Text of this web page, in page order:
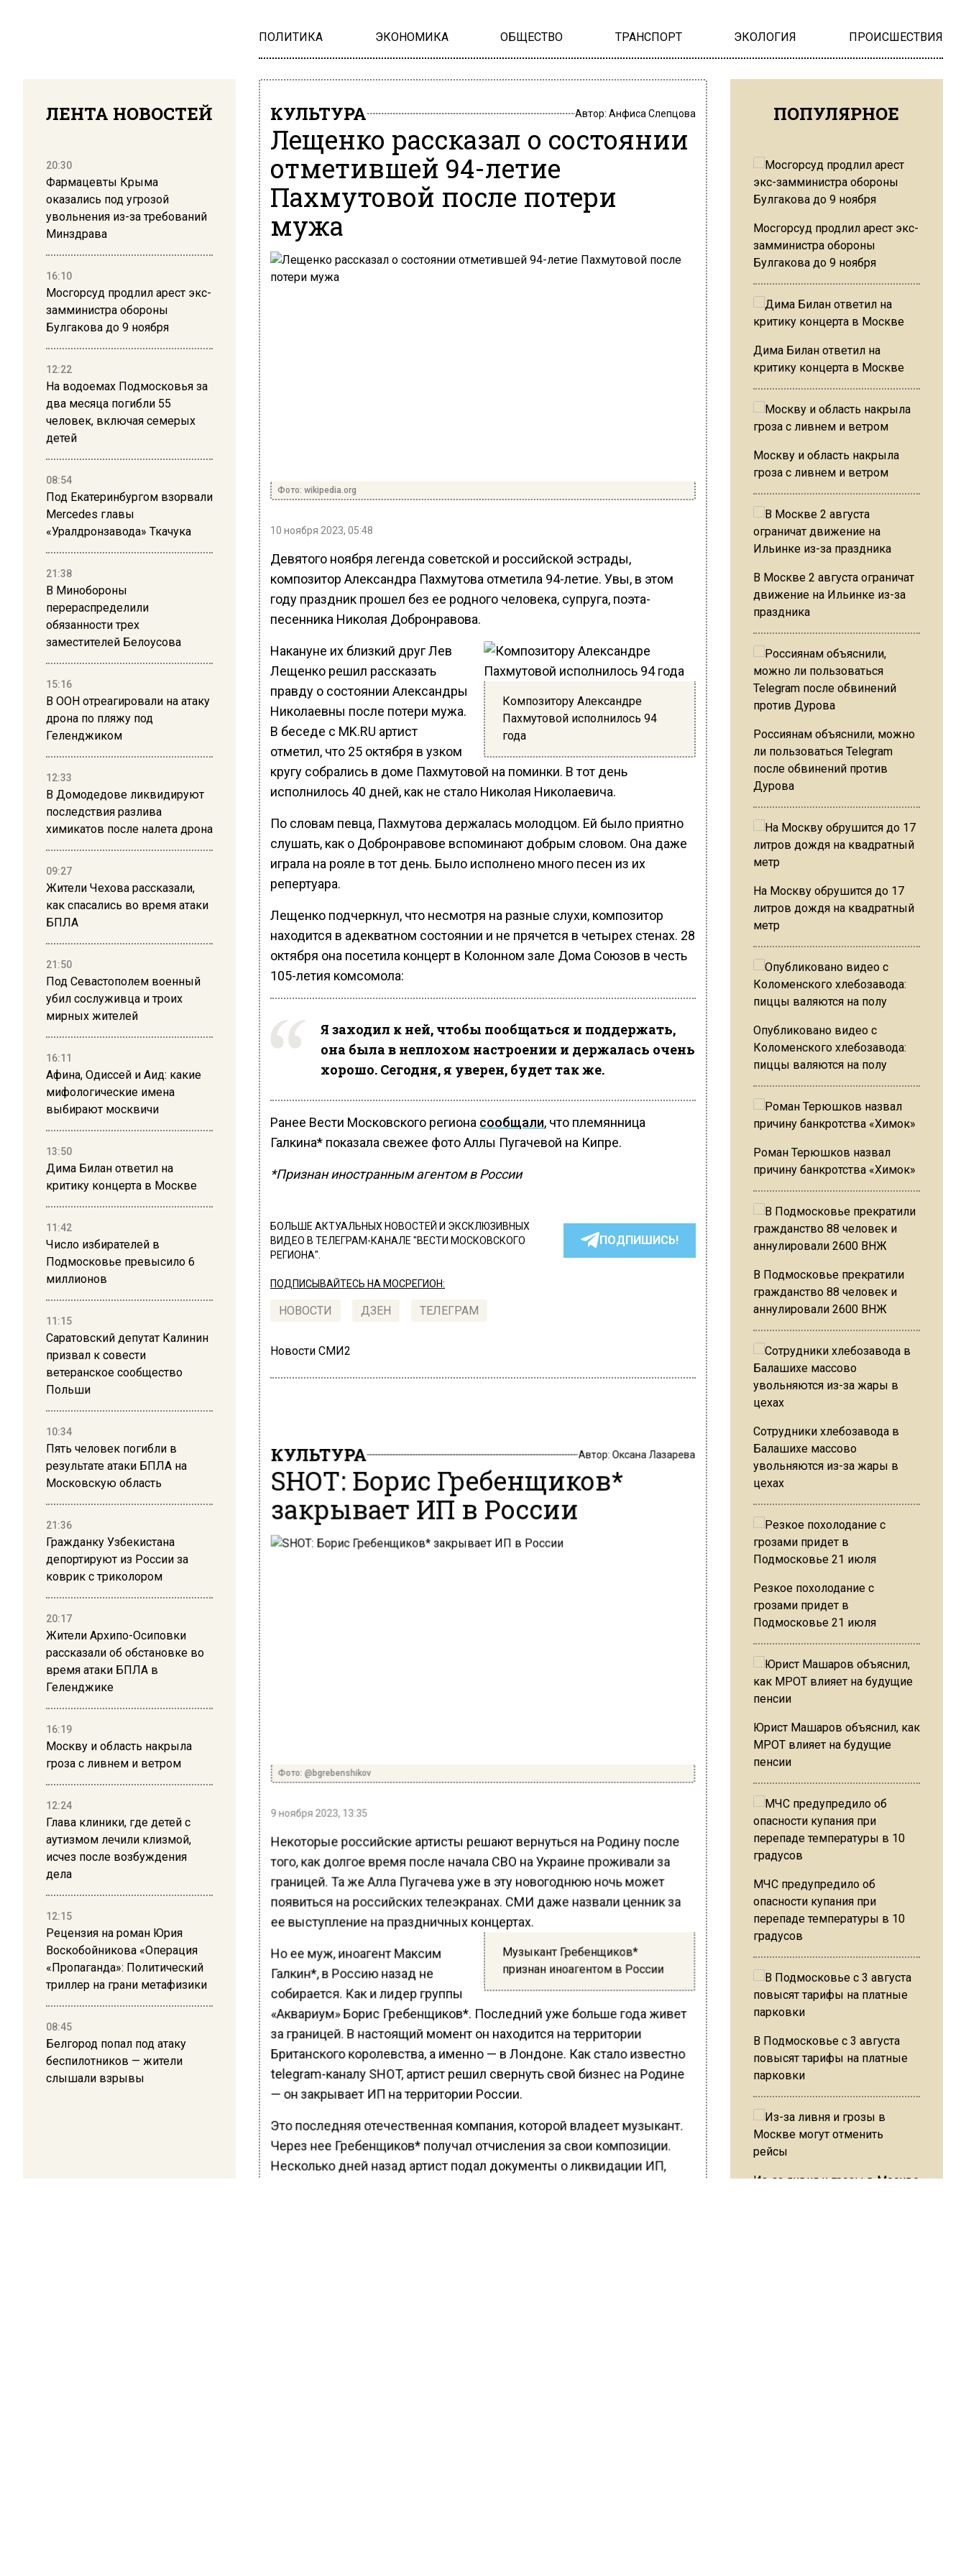
ПОЛИТИКА ЭКОНОМИКА ОБЩЕСТВО ТРАНСПОРТ ЭКОЛОГИЯ ПРОИСШЕСТВИЯ
ЛЕНТА НОВОСТЕЙ
20:30
Фармацевты Крыма
оказались под угрозой
увольнения из-за требований
Минздрава
16:10
Мосгорсуд продлил арест экс-
замминистра обороны
Булгакова до 9 ноября
12:22
На водоемах Подмосковья за
два месяца погибли 55
человек, включая семерых
детей
08:54
Под Екатеринбургом взорвали
Mercedes главы
«Уралдронзавода» Ткачука
21:38
В Минобороны
перераспределили
обязанности трех
заместителей Белоусова
15:16
В ООН отреагировали на атаку
дрона по пляжу под
Геленджиком
12:33
В Домодедове ликвидируют
последствия разлива
химикатов после налета дрона
09:27
Жители Чехова рассказали,
как спасались во время атаки
БПЛА
21:50
Под Севастополем военный
убил сослуживца и троих
мирных жителей
16:11
Афина, Одиссей и Аид: какие
мифологические имена
выбирают москвичи
13:50
Дима Билан ответил на
критику концерта в Москве
11:42
Число избирателей в
Подмосковье превысило 6
миллионов
11:15
Саратовский депутат Калинин
призвал к совести
ветеранское сообщество
Польши
10:34
Пять человек погибли в
результате атаки БПЛА на
Московскую область
21:36
Гражданку Узбекистана
депортируют из России за
коврик с триколором
20:17
Жители Архипо-Осиповки
рассказали об обстановке во
время атаки БПЛА в
Геленджике
16:19
Москву и область накрыла
гроза с ливнем и ветром
12:24
Глава клиники, где детей с
аутизмом лечили клизмой,
исчез после возбуждения
дела
12:15
Рецензия на роман Юрия
Воскобойникова «Операция
«Пропаганда»: Политический
триллер на грани метафизики
08:45
Белгород попал под атаку
беспилотников — жители
слышали взрывы
КУЛЬТУРА Автор: Анфиса Слепцова
Лещенко рассказал о состоянии
отметившей 94-летие
Пахмутовой после потери
мужа
Фото: wikipedia.org
10 ноября 2023, 05:48
Девятого ноября легенда советской и российской эстрады,
композитор Александра Пахмутова отметила 94-летие. Увы, в этом
году праздник прошел без ее родного человека, супруга, поэта-
песенника Николая Добронравова.
Композитору Александре
Пахмутовой исполнилось 94
года
Накануне их близкий друг Лев
Лещенко решил рассказать
правду о состоянии Александры
Николаевны после потери мужа.
В беседе с MK.RU артист
отметил, что 25 октября в узком
кругу собрались в доме Пахмутовой на поминки. В тот день
исполнилось 40 дней, как не стало Николая Николаевича.
По словам певца, Пахмутова держалась молодцом. Ей было приятно
слушать, как о Добронравове вспоминают добрым словом. Она даже
играла на рояле в тот день. Было исполнено много песен из их
репертуара.
Лещенко подчеркнул, что несмотря на разные слухи, композитор
находится в адекватном состоянии и не прячется в четырех стенах. 28
октября она посетила концерт в Колонном зале Дома Союзов в честь
105-летия комсомола:
Я заходил к ней, чтобы пообщаться и поддержать,
она была в неплохом настроении и держалась очень
хорошо. Сегодня, я уверен, будет так же.
Ранее Вести Московского региона сообщали, что племянница
Галкина* показала свежее фото Аллы Пугачевой на Кипре.
*Признан иностранным агентом в России
БОЛЬШЕ АКТУАЛЬНЫХ НОВОСТЕЙ И ЭКСКЛЮЗИВНЫХ
ВИДЕО В ТЕЛЕГРАМ-КАНАЛЕ "ВЕСТИ МОСКОВСКОГО
РЕГИОНА".
ПОДПИШИСЬ!
ПОДПИСЫВАЙТЕСЬ НА МОСРЕГИОН:
НОВОСТИ ДЗЕН ТЕЛЕГРАМ
Новости СМИ2
КУЛЬТУРА Автор: Оксана Лазарева
SHOT: Борис Гребенщиков*
закрывает ИП в России
Фото: @bgrebenshikov
9 ноября 2023, 13:35
Некоторые российские артисты решают вернуться на Родину после
того, как долгое время после начала СВО на Украине проживали за
границей. Та же Алла Пугачева уже в эту новогоднюю ночь может
появиться на российских телеэкранах. СМИ даже назвали ценник за
ее выступление на праздничных концертах.
Музыкант Гребенщиков*
признан иноагентом в России
Но ее муж, иноагент Максим
Галкин*, в Россию назад не
собирается. Как и лидер группы
«Аквариум» Борис Гребенщиков*. Последний уже больше года живет
за границей. В настоящий момент он находится на территории
Британского королевства, а именно — в Лондоне. Как стало известно
telegram-каналу SHOT, артист решил свернуть свой бизнес на Родине
— он закрывает ИП на территории России.
Это последняя отечественная компания, которой владеет музыкант.
Через нее Гребенщиков* получал отчисления за свои композиции.
Несколько дней назад артист подал документы о ликвидации ИП,
ПОПУЛЯРНОЕ
Мосгорсуд продлил арест экс-
замминистра обороны
Булгакова до 9 ноября
Дима Билан ответил на
критику концерта в Москве
Москву и область накрыла
гроза с ливнем и ветром
В Москве 2 августа ограничат
движение на Ильинке из-за
праздника
Россиянам объяснили, можно
ли пользоваться Telegram
после обвинений против
Дурова
На Москву обрушится до 17
литров дождя на квадратный
метр
Опубликовано видео с
Коломенского хлебозавода:
пиццы валяются на полу
Роман Терюшков назвал
причину банкротства «Химок»
В Подмосковье прекратили
гражданство 88 человек и
аннулировали 2600 ВНЖ
Сотрудники хлебозавода в
Балашихе массово
увольняются из-за жары в
цехах
Резкое похолодание с
грозами придет в
Подмосковье 21 июля
Юрист Машаров объяснил, как
МРОТ влияет на будущие
пенсии
МЧС предупредило об
опасности купания при
перепаде температуры в 10
градусов
В Подмосковье с 3 августа
повысят тарифы на платные
парковки
Из-за ливня и грозы в Москве